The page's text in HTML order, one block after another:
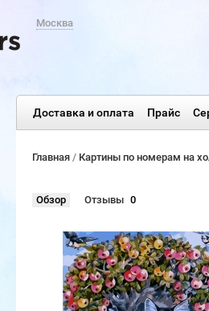
Москва
Доставка и оплата Прайс
Главная/ Картины по номерам на
Обзор Отзывы 0